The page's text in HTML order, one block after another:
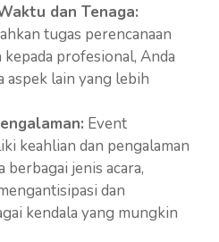
dan Tenaga:
tugas perencanaan
kepada profesional, Anda
aspek lain yang lebih
Event
keahlian dan pengalaman
berbagai jenis acara,
dan
kendala yang mungkin